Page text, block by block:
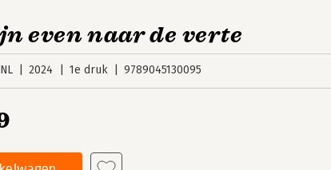
even naar de verte
NL 2024 1e druk 9789045130095